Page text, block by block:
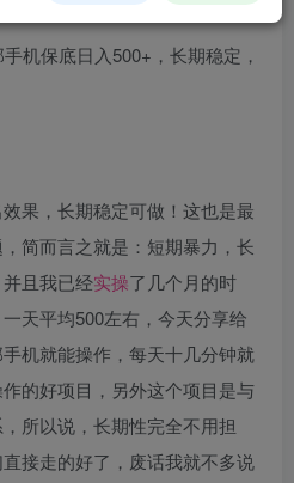
果，长期稳定可做！这也是最
简而言之就是：短期暴力，长
且我已经实操了几个月的时
天平均500左右，今天分享给
机就能操作，每天十几分钟就
的好项目，另外这个项目是与
所以说，长期性完全不用担
接走的好了，废话我就不多说